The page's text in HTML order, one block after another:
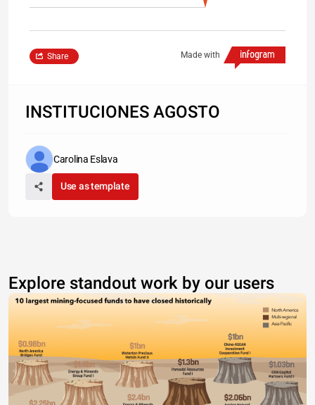
Made with
Share
INSTITUCIONES AGOSTO
Carolina Eslava
Use as template
Explore standout work by our users